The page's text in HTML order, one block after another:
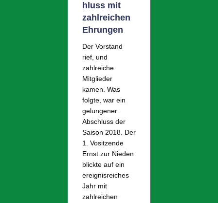
hluss mit
zahlreichen
Ehrungen
Der Vorstand
rief, und
zahlreiche
Mitglieder
kamen. Was
folgte, war ein
gelungener
Abschluss der
Saison 2018. Der
1. Vositzende
Ernst zur Nieden
blickte auf ein
ereignisreiches
Jahr mit
zahlreichen